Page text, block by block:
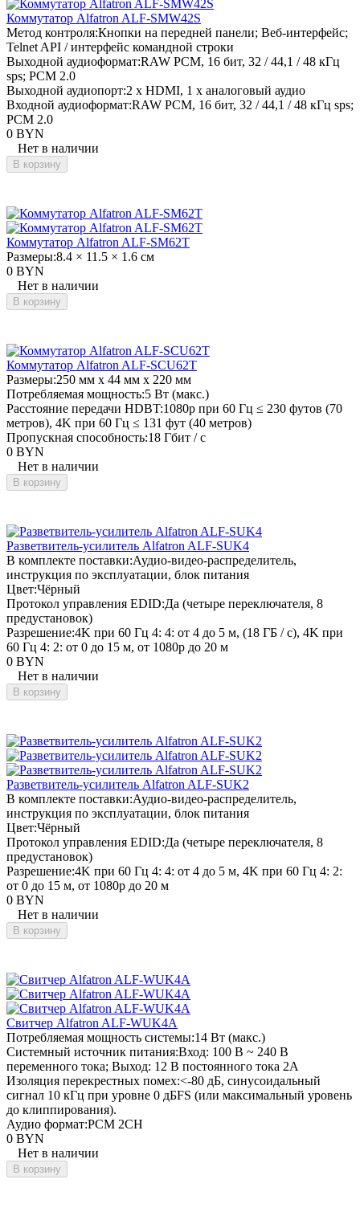
Коммутатор Alfatron ALF-SMW42S
Метод контроля:Кнопки на передней панели; Веб-интерфейс;
Telnet API / интерфейс командной строки
Выходной аудиоформат:RAW PCM, 16 бит, 32 / 44,1 / 48 кГц
sps; PCM 2.0
Выходной аудиопорт:2 x HDMI, 1 x аналоговый аудио
Входной аудиоформат:RAW PCM, 16 бит, 32 / 44,1 / 48 кГц sps;
PCM 2.0
0 BYN
Нет в наличии
В корзину
Коммутатор Alfatron ALF-SM62T
Размеры:8.4 × 11.5 × 1.6 см
0 BYN
Нет в наличии
В корзину
Коммутатор Alfatron ALF-SCU62T
Размеры:250 мм x 44 мм x 220 мм
Потребляемая мощность:5 Вт (макс.)
Расстояние передачи HDBT:1080p при 60 Гц ≤ 230 футов (70
метров), 4K при 60 Гц ≤ 131 фут (40 метров)
Пропускная способность:18 Гбит / с
0 BYN
Нет в наличии
В корзину
Разветвитель-усилитель Alfatron ALF-SUK4
В комплекте поставки:Аудио-видео-распределитель,
инструкция по эксплуатации, блок питания
Цвет:Чёрный
Протокол управления EDID:Да (четыре переключателя, 8
предустановок)
Разрешение:4K при 60 Гц 4: 4: от 4 до 5 м, (18 ГБ / с), 4K при
60 Гц 4: 2: от 0 до 15 м, от 1080p до 20 м
0 BYN
Нет в наличии
В корзину
Разветвитель-усилитель Alfatron ALF-SUK2
В комплекте поставки:Аудио-видео-распределитель,
инструкция по эксплуатации, блок питания
Цвет:Чёрный
Протокол управления EDID:Да (четыре переключателя, 8
предустановок)
Разрешение:4K при 60 Гц 4: 4: от 4 до 5 м, 4K при 60 Гц 4: 2:
от 0 до 15 м, от 1080p до 20 м
0 BYN
Нет в наличии
В корзину
Свитчер Alfatron ALF-WUK4A
Потребляемая мощность системы:14 Вт (макс.)
Системный источник питания:Вход: 100 В ~ 240 В
переменного тока; Выход: 12 В постоянного тока 2А
Изоляция перекрестных помех:<-80 дБ, синусоидальный
сигнал 10 кГц при уровне 0 дБFS (или максимальный уровень
до клиппирования).
Аудио формат:PCM 2CH
0 BYN
Нет в наличии
В корзину